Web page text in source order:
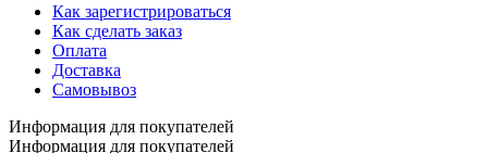
Как зарегистрироваться
Как сделать заказ
Оплата
Доставка
Самовывоз
Информация для покупателей
Информация для покупателей